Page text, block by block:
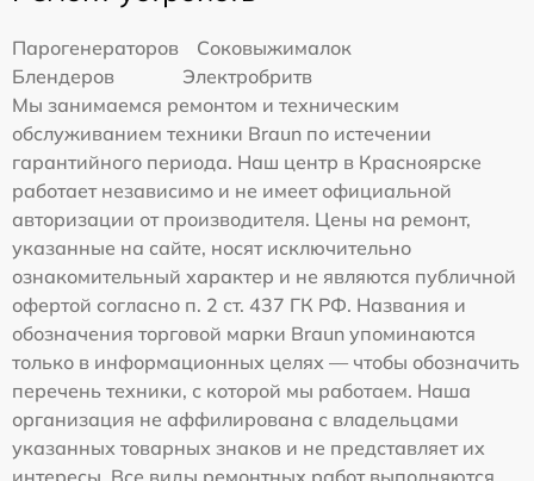
Парогенераторов
Соковыжималок
Блендеров
Электробритв
Мы занимаемся ремонтом и техническим
обслуживанием техники Braun по истечении
гарантийного периода. Наш центр в Красноярске
работает независимо и не имеет официальной
авторизации от производителя. Цены на ремонт,
указанные на сайте, носят исключительно
ознакомительный характер и не являются публичной
офертой согласно п. 2 ст. 437 ГК РФ. Названия и
обозначения торговой марки Braun упоминаются
только в информационных целях — чтобы обозначить
перечень техники, с которой мы работаем. Наша
организация не аффилирована с владельцами
указанных товарных знаков и не представляет их
интересы. Все виды ремонтных работ выполняются